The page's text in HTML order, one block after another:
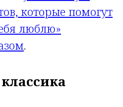
которые помогут
люблю»
.